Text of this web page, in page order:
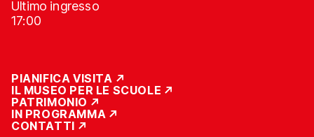
Ultimo ingresso
17:00
PIANIFICA VISITA
IL MUSEO PER LE SCUOLE
PATRIMONIO
IN PROGRAMMA
CONTATTI